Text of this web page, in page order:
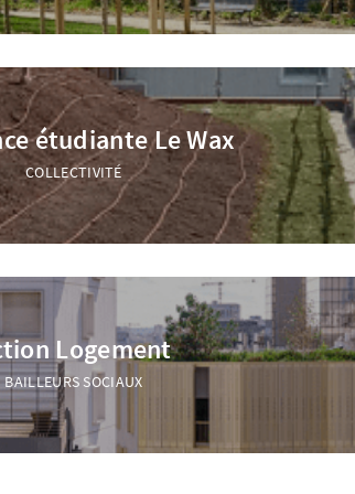
étudiante Le Wax
COLLECTIVITÉ
Logement
BAILLEURS SOCIAUX